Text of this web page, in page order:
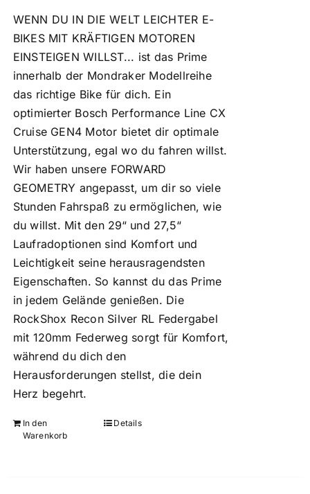
WENN DU IN DIE WELT LEICHTER E-
BIKES MIT KRÄFTIGEN MOTOREN
EINSTEIGEN WILLST... ist das Prime
innerhalb der Mondraker Modellreihe
das richtige Bike für dich. Ein
optimierter Bosch Performance Line CX
Cruise GEN4 Motor bietet dir optimale
Unterstützung, egal wo du fahren willst.
Wir haben unsere FORWARD
GEOMETRY angepasst, um dir so viele
Stunden Fahrspaß zu ermöglichen, wie
du willst. Mit den 29“ und 27,5“
Laufradoptionen sind Komfort und
Leichtigkeit seine herausragendsten
Eigenschaften. So kannst du das Prime
in jedem Gelände genießen. Die
RockShox Recon Silver RL Federgabel
mit 120mm Federweg sorgt für Komfort,
während du dich den
Herausforderungen stellst, die dein
Herz begehrt.
In den
Warenkorb
Details